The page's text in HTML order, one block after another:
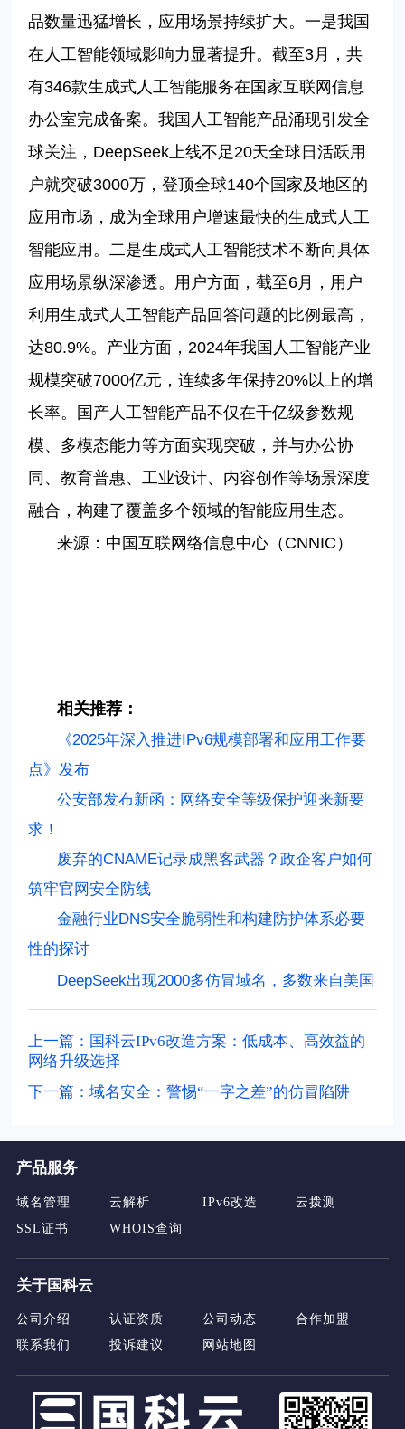
品数量迅猛增长，应用场景持续扩大。一是我国
在人工智能领域影响力显著提升。截至3月，共
有346款生成式人工智能服务在国家互联网信息
办公室完成备案。我国人工智能产品涌现引发全
球关注，DeepSeek上线不足20天全球日活跃用
户就突破3000万，登顶全球140个国家及地区的
应用市场，成为全球用户增速最快的生成式人工
智能应用。二是生成式人工智能技术不断向具体
应用场景纵深渗透。用户方面，截至6月，用户
利用生成式人工智能产品回答问题的比例最高，
达80.9%。产业方面，2024年我国人工智能产业
规模突破7000亿元，连续多年保持20%以上的增
长率。国产人工智能产品不仅在千亿级参数规
模、多模态能力等方面实现突破，并与办公协
同、教育普惠、工业设计、内容创作等场景深度
融合，构建了覆盖多个领域的智能应用生态。
来源：中国互联网络信息中心（CNNIC）
相关推荐：
《2025年深入推进IPv6规模部署和应用工作要
点》发布
公安部发布新函：网络安全等级保护迎来新要
求！
废弃的CNAME记录成黑客武器？政企客户如何
筑牢官网安全防线
金融行业DNS安全脆弱性和构建防护体系必要
性的探讨
DeepSeek出现2000多仿冒域名，多数来自美国
上一篇：国科云IPv6改造方案：低成本、高效益的
网络升级选择
下一篇：域名安全：警惕“一字之差”的仿冒陷阱
产品服务
域名管理 云解析 IPv6改造
云拨测
SSL证书
WHOIS查询
关于国科云
公司介绍 认证资质 公司动态
合作加盟
联系我们
投诉建议 网站地图